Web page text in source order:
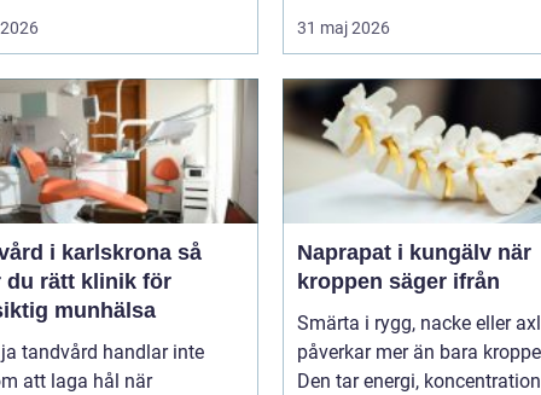
31 maj 2026
i karlskrona så
du rätt klinik för
munhälsa
tandvård handlar inte
att laga hål när
Naprapat i kungälv när
kroppen säger ifrån
Smärta i rygg, nacke eller
påverkar mer än bara
Den tar energi,